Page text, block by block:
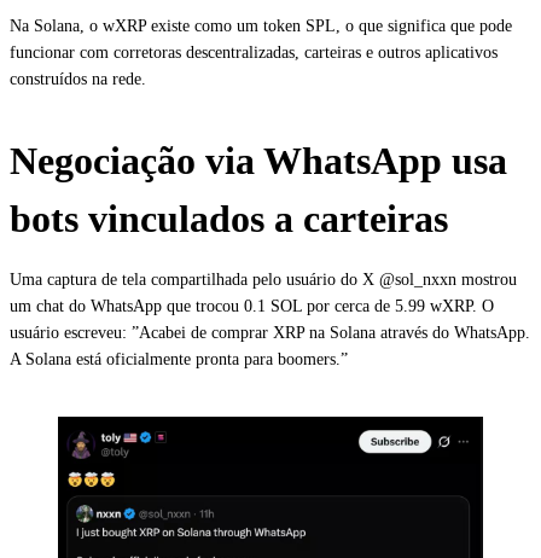
Na Solana, o wXRP existe como um token SPL, o que significa que pode
funcionar com corretoras descentralizadas, carteiras e outros aplicativos
construídos na rede.
Negociação via WhatsApp usa
bots vinculados a carteiras
Uma captura de tela compartilhada pelo usuário do X @sol_nxxn mostrou
um chat do WhatsApp que trocou 0.1 SOL por cerca de 5.99 wXRP. O
usuário escreveu: ”Acabei de comprar XRP na Solana através do WhatsApp.
A Solana está oficialmente pronta para boomers.”